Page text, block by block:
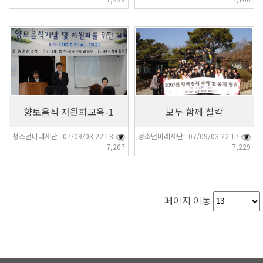
7,207
향토음식 자원화교육-1
청소년미래재단 07/09/03 22:18
7,207
7,229
모두 함께 찰칵
청소년미래재단 07/09/03 22:17
7,229
페이지 이동